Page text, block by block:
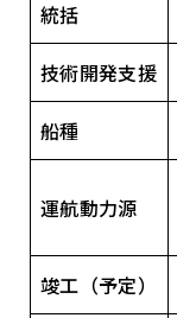
統括
技術開発支援
船種
運航動力源
竣工（予定）